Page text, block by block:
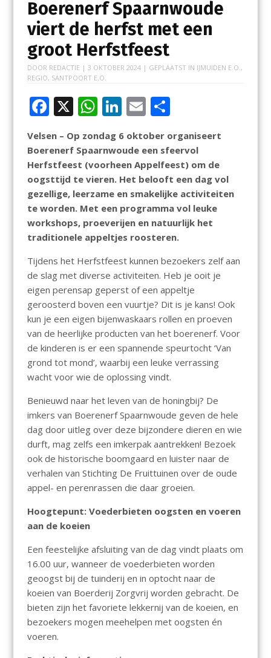
Boerenerf Spaarnwoude
viert de herfst met een
groot Herfstfeest
DOOR REDACTIE | 3 OKTOBER 2024| GEPLAATST IN IJMUIDEN E.O. ,
REGIO, SANTPOORT E.O.
F
e
b
o
o
k
X W
h
at
s
A
p
p
Li
n
k
e
dI
n
E
m
ai
l
D
e
n
Velsen – Op zondag 6 oktober organiseert
Boerenerf Spaarnwoude een sfeervol
Herfstfeest (voorheen Appelfeest) om de
oogsttijd te vieren. Het belooft een dag vol
gezellige, leerzame en smakelijke activiteiten
te worden. Met een programma vol leuke
workshops, proeverijen en natuurlijk het
traditionele appeltjes roosteren.
Tijdens het Herfstfeest kunnen bezoekers zelf aan
de slag met diverse activiteiten. Heb je ooit je
eigen perensap geperst of een appeltje
geroosterd boven een vuurtje? Dit is je kans! Ook
kun je een eigen bijenwaskaars rollen en proeven
van de heerlijke producten van het boerenerf. Voor
de kinderen is er een spannende speurtocht ‘Van
grond tot mond’, waarbij een leuke verrassing
wacht voor wie de oplossing vindt.
Benieuwd naar het leven van de honingbij? De
imkers van Boerenerf Spaarnwoude geven de hele
dag door uitleg over deze bijzondere dieren en wie
durft, mag zelfs een imkerpak aantrekken! Bezoek
ook de historische boomgaard en luister naar de
verhalen van Stichting De Fruittuinen over de oude
appel- en perenrassen die daar groeien.
Hoogtepunt: Voederbieten oogsten en voeren
aan de koeien
Een feestelijke afsluiting van de dag vindt plaats om
16.00 uur, wanneer de voederbieten worden
geoogst bij de tuinderij en in optocht naar de
koeien van Boerderij Zorgvrij worden gebracht. De
bieten zijn het favoriete lekkernij van de koeien, en
bezoekers mogen meehelpen met oogsten én
voeren.